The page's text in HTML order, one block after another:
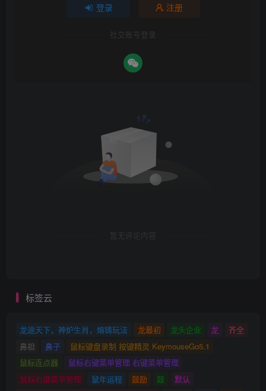
登录 注册
社交账号登录
暂无评论内容
标签云
龙途天下，神炉生肖，熔铸玩法 龙最初 龙头企业 龙
齐全
鼻祖
鼻子
鼠标键盘录制 按键精灵 KeymouseGo5.1
鼠标连点器
鼠标右键菜单管理 右键菜单管理
鼠标右键菜单管理
鼠年运程 鼓励 鼓
默认